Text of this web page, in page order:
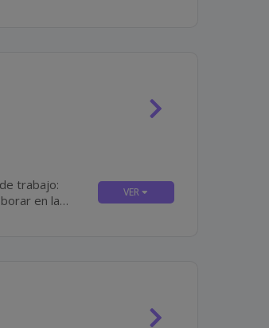
trabajo: